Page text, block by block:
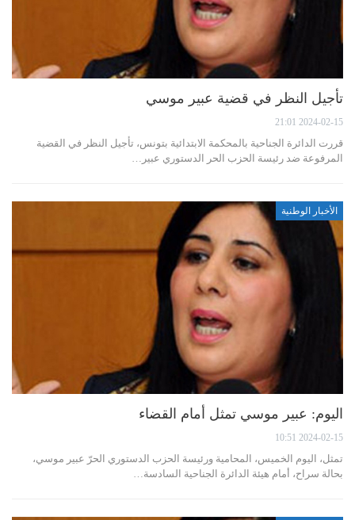
تأجيل النظر في قضية عبير موسي
2024-02-15 21:01
قررت الدائرة الجناحية بالمحكمة الابتدائية بتونس، تأجيل النظر في القضية
المرفوعة ضد رئيسة الحزب الحر الدستوري عبير…
الأخبار الوطنية
اليوم: عبير موسي تمثل أمام القضاء
2024-02-15 10:51
تمثل، اليوم الخميس، المحامية ورئيسة الحزب الدستوري الحرّ عبير موسي،
بحالة سراح، أمام هيئة الدائرة الجناحية السادسة…